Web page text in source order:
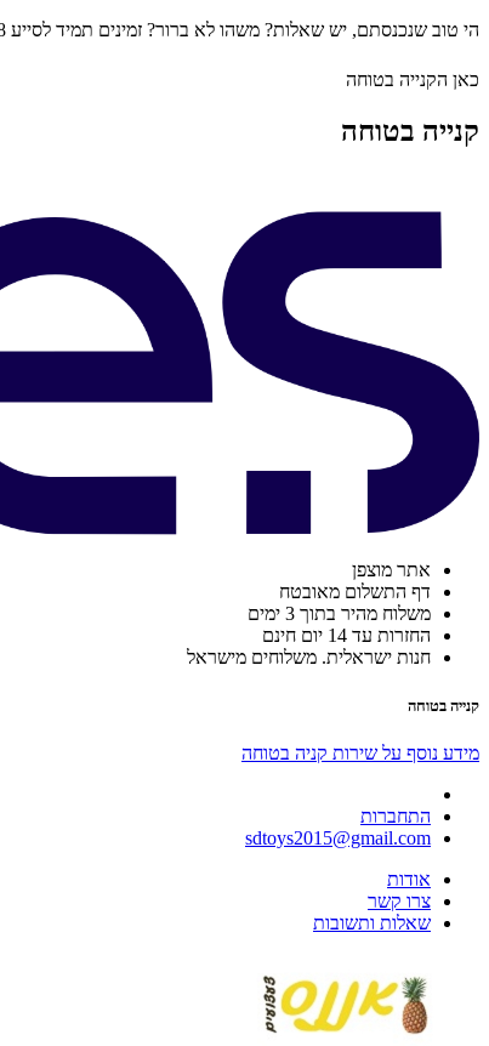
הי טוב שנכנסתם, יש שאלות? משהו לא ברור? זמינים תמיד לסייע 0548453218
כאן הקנייה בטוחה
קנייה בטוחה
אתר מוצפן
דף התשלום מאובטח
משלוח מהיר בתוך 3 ימים
החזרות עד 14 יום חינם
חנות ישראלית. משלוחים מישראל
קנייה בטוחה
מידע נוסף על שירות קניה בטוחה
התחברות
sdtoys2015@gmail.com
אודות
צרו קשר
שאלות ותשובות